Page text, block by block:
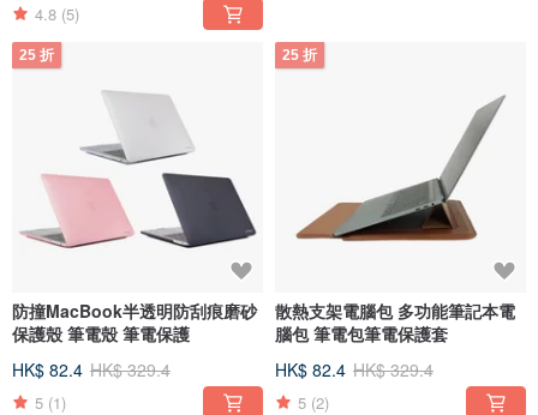
4.8 (5)
25 折
防撞MacBook半透明防刮痕磨砂
保護殼 筆電殼 筆電保護
HK$ 82.4 HK$ 329.4
5 (1)
25 折
散熱支架電腦包 多功能筆記本電
腦包 筆電包筆電保護套
HK$ 82.4 HK$ 329.4
5 (2)